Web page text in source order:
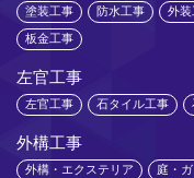
塗装工事 防水工事 外装
板金工事
左官工事
左官工事 石タイル工事
外構工事
外構・エクステリア 庭・